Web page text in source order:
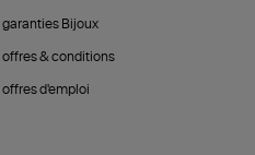
garanties Bijoux
offres & conditions
offres d'emploi